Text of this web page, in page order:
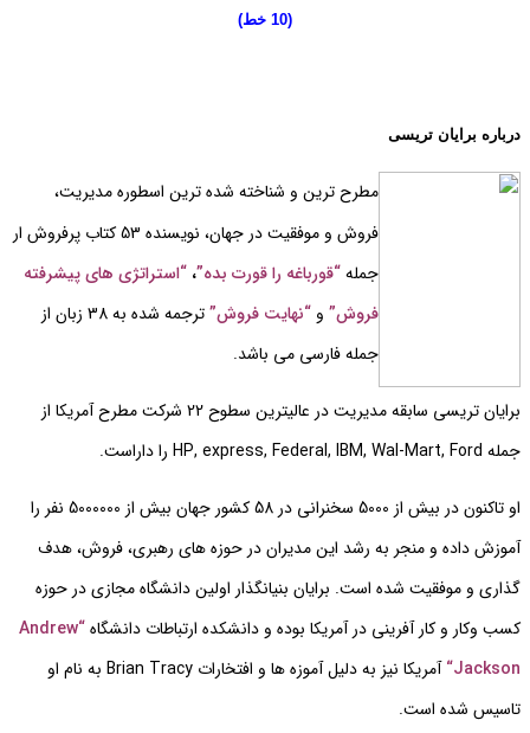
(10 خط )
درباره برایان تریسی
مطرح ترین و شناخته شده ترین اسطوره مدیریت،
فروش و موفقیت در جهان، نویسنده 53 کتاب پرفروش ار
جمله“قورباغه را قورت بده”، “استراتژی های پیشرفته
فروش” و “نهایت فروش”
ترجمه شده به 38 زبان از
جمله فارسی می باشد.
برایان تریسی سابقه مدیریت در عالیترین سطوح 22 شرکت مطرح آمریکا از
جمله HP, express, Federal, IBM, Wal-Mart, Ford را داراست.
او تاکنون در بیش از 5000 سخنرانی در 58 کشور جهان بیش از 5000000 نفر را
آموزش داده و منجر به رشد این مدیران در حوزه های رهبری، فروش، هدف
گذاری و موفقیت شده است. برایان بنیانگذار اولین دانشگاه مجازی در حوزه
کسب وکار و کار آفرینی در آمریکا بوده و دانشکده ارتباطات دانشگاه“
Andrew
Jackson
“
آمریکا نیز به دلیل آموزه ها و افتخارات Brian Tracy به نام او
تاسیس شده است.